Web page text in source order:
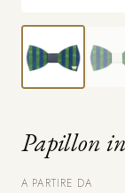
Papillon
A PARTIRE DA